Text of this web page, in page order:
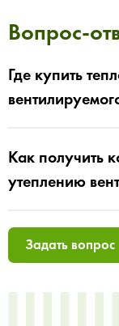
Вопрос-
Где купить
Как получить
утеплению
Задать вопрос